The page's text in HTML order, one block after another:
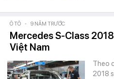
Ô TÔ - 9 NĂM TRƯỚC
Mercedes S-Class
Việt Nam
Theo
2018